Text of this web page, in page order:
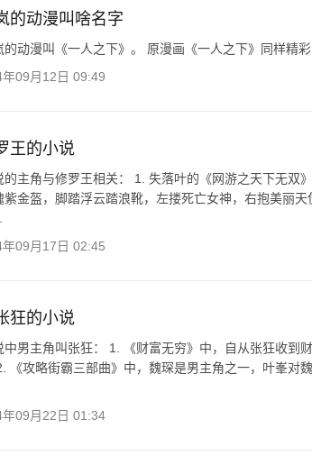
的动漫叫啥名字
的动漫叫《一人之下》。 原漫画《一人之下》同样精
年09月12日 09:49
王的小说
的主角与修罗王相关： 1. 失落叶的《网游之天下无双
紫金盔，脚踏浮云踏浪靴，左搂死亡女神，右抱美丽
年09月17日 02:45
狂的小说
中男主角叫张狂： 1. 《财富无穷》中，自从张狂收到
《攻略街霸三部曲》中，魏琛是男主角之一，叶峯对
年09月22日 01:34